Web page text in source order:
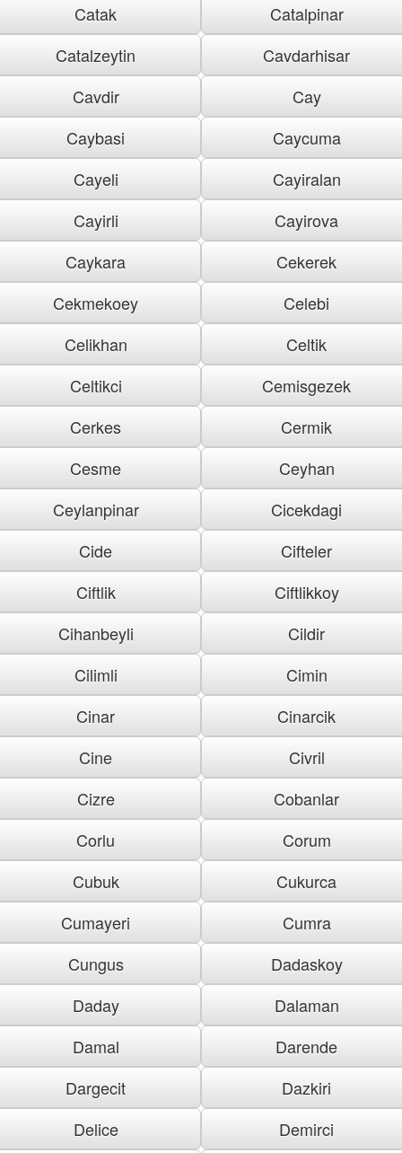
Catak
Catalpinar
Catalzeytin
Cavdarhisar
Cavdir
Cay
Caybasi
Caycuma
Cayeli
Cayiralan
Cayirli
Cayirova
Caykara
Cekerek
Cekmekoey
Celebi
Celikhan
Celtik
Celtikci
Cemisgezek
Cerkes
Cermik
Cesme
Ceyhan
Ceylanpinar
Cicekdagi
Cide
Cifteler
Ciftlik
Ciftlikkoy
Cihanbeyli
Cildir
Cilimli
Cimin
Cinar
Cinarcik
Cine
Civril
Cizre
Cobanlar
Corlu
Corum
Cubuk
Cukurca
Cumayeri
Cumra
Cungus
Dadaskoy
Daday
Dalaman
Damal
Darende
Dargecit
Dazkiri
Delice
Demirci